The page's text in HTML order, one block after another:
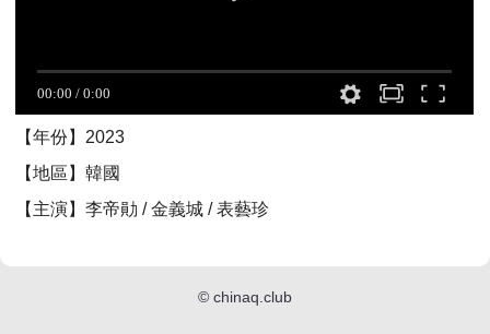
【年份】2023
【地區】韓國
【主演】李帝勛 / 金義城 / 表藝珍
© chinaq.club